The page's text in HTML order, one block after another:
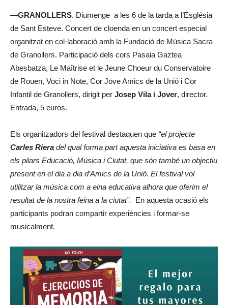
—GRANOLLERS. Diumenge a les 6 de la tarda a l’Església
de Sant Esteve. Concert de cloenda en un concert especial
organitzat en col·laboració amb la Fundació de Música Sacra
de Granollers. Participació dels cors Pasaia Gaztea
Abesbatza, Le Maîtrise et le Jeune Choeur du Conservatoire
de Rouen, Voci in Note, Cor Jove Amics de la Unió i Cor
Infantil de Granollers, dirigit per Josep Vila i Jover, director.
Entrada, 5 euros.
Els organitzadors del festival destaquen que “el projecte
Carles Riera del qual forma part aquesta iniciativa es basa en
els pilars Educació, Música i Ciutat, que són també un objectiu
present en el dia a dia d’Amics de la Unió. El festival vol
utilitzar la música com a eina educativa alhora que oferim el
resultat de la nostra feina a la ciutat”. En aquesta ocasió els
participants podran compartir experiències i formar-se
musicalment.